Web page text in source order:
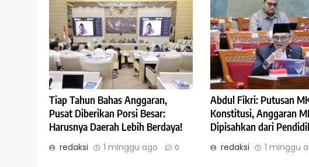
Tiap Tahun Bahas Anggaran,
Pusat Diberikan Porsi Besar:
Harusnya Daerah Lebih Berdaya!
redaksi 1 minggu ago 0
Abdul Fikri: Putusan
Konstitusi, Anggaran
Dipisahkan dari
redaksi 1 minggu